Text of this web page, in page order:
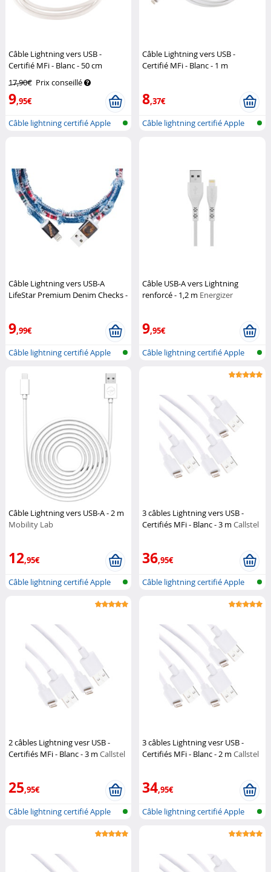
Câble Lightning vers USB -
Certifié MFi - Blanc - 50 cm
17,90€ Prix conseillé
9,95€
Câble lightning certifié Apple
Câble Lightning vers USB -
Certifié MFi - Blanc - 1 m
8,37€
Câble lightning certifié Apple
Câble Lightning vers USB-A
LifeStar Premium Denim Checks -
9,99€
Câble lightning certifié Apple
Câble USB-A vers Lightning
renforcé - 1,2 m Energizer
9,95€
Câble lightning certifié Apple
Câble Lightning vers USB-A - 2 m
Mobility Lab
12,95€
Câble lightning certifié Apple
3 câbles Lightning vers USB -
Certifiés MFi - Blanc - 3 mCallstel
36,95€
Câble lightning certifié Apple
2 câbles Lightning vesr USB -
Certifiés MFi - Blanc - 3 m Callstel
25,95€
Câble lightning certifié Apple
3 câbles Lightning vesr USB -
Certifiés MFi - Blanc - 2 mCallstel
34,95€
Câble lightning certifié Apple